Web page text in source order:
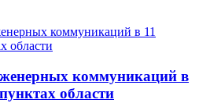
коммуникаций в
области